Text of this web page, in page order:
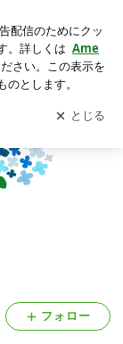
け取りまし
開く
フォロー